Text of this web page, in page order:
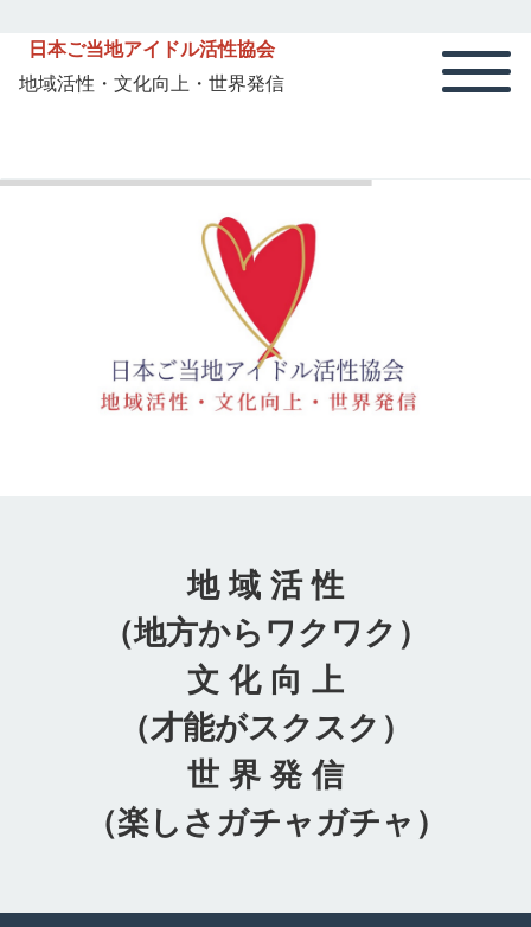
日本ご当地アイドル活性協会
地域活性・文化向上・世界発信
地 域 活 性
（地方からワクワク）
文 化 向 上
（才能がスクスク）
世 界 発 信
（楽しさガチャガチャ）